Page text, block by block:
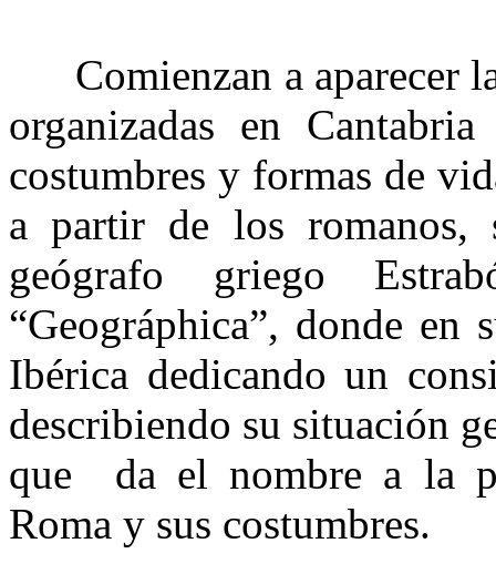
Comienzan a aparecer
organizadas en
costumbres y formas de
a partir de los romanos,
geógrafo griego
“Geográphica”, donde
Ibérica dedicando un
describiendo su situación
que da el nombre a la
Roma y sus costumbres.